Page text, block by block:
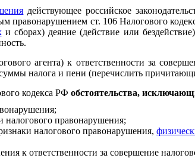
действующее российское
правонарушением ст. 106 Налогового
и сборах) деяние (действие или
агента) к ответственности за
налога и пени (перечислить
кодекса РФ обстоятельства,
налогового правонарушения;
налогового правонарушения,
к ответственности за совершение